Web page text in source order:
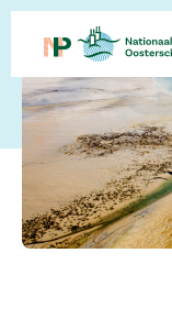
Eropuit
Kaart
Natuur
Waar ben je